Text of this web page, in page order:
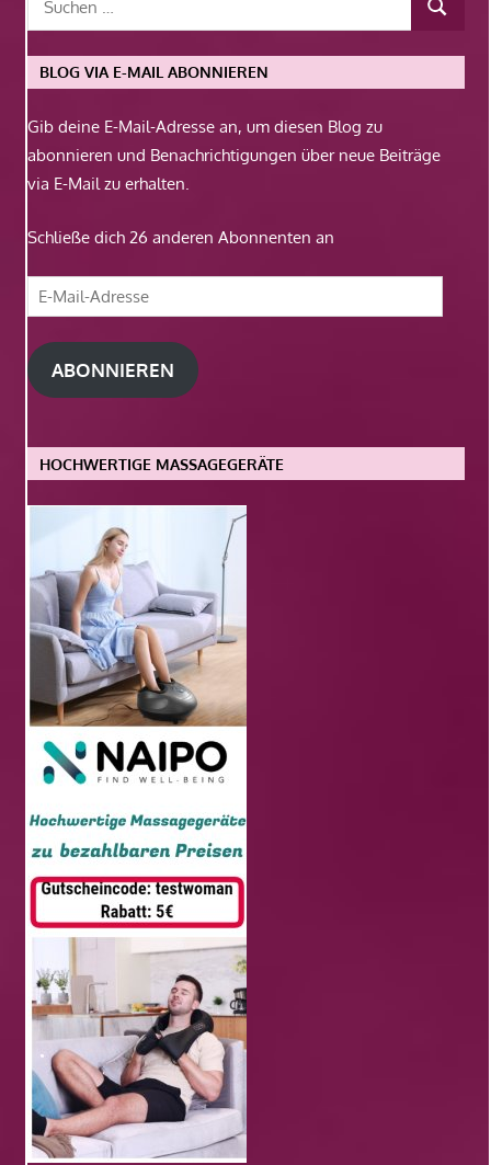
BLOG VIA E-MAIL ABONNIEREN
Gib deine E-Mail-Adresse an, um diesen Blog zu
abonnieren und Benachrichtigungen über neue Beiträge
via E-Mail zu erhalten.
Schließe dich 26 anderen Abonnenten an
E-
Mail-
Adresse
ABONNIEREN
HOCHWERTIGE MASSAGEGERÄTE